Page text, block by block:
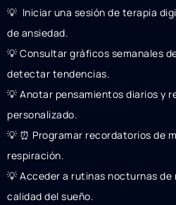
💡 ️ Iniciar una sesión de terapia
de ansiedad.
💡 Consultar gráficos semanales
detectar tendencias.
💡 Anotar pensamientos diarios y
personalizado.
💡 ⏰ Programar recordatorios de
respiración.
💡 Acceder a rutinas nocturnas
calidad del sueño.